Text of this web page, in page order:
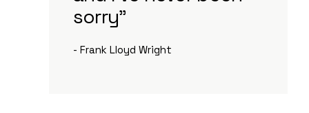
sorry”
- Frank Lloyd Wright